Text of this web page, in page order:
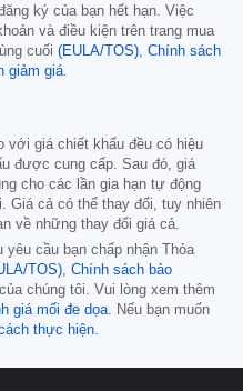
ký của bạn hết hạn. Việc
và điều kiện trên trang mua
cuối (EULA/TOS), Chính sách
giảm giá.
với giá chiết khấu đều có hiệu
được cung cấp. Sau đó, giá
cho các lần gia hạn tự động
Giá cả có thể thay đổi, tuy nhiên
về những thay đổi giá cả.
yêu cầu bạn chấp nhận Thỏa
TOS), Chính sách bảo
chúng tôi. Vui lòng xem thêm
giá mối đe dọa. Nếu bạn muốn
thực hiện.